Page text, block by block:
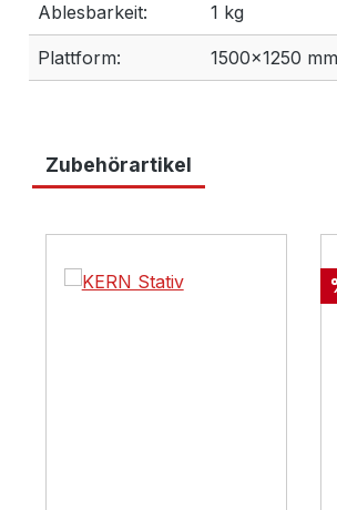
Ablesbarkeit: 1 kg
Plattform: 1500×1250 mm
Zubehörartikel